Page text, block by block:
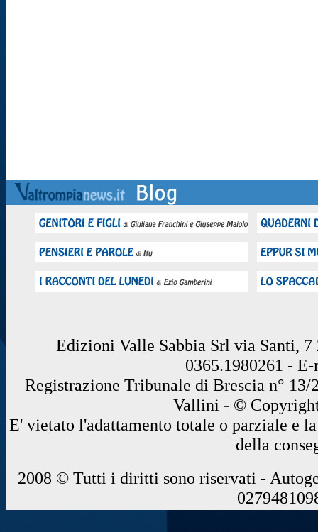
Edizioni Valle Sabbia Srl via Santi, 7
0365.1980261 -
Registrazione Tribunale di Brescia n°
Vallini - ©
E' vietato l'adattamento totale o parziale e
della
2008 © Tutti i diritti sono riservati -